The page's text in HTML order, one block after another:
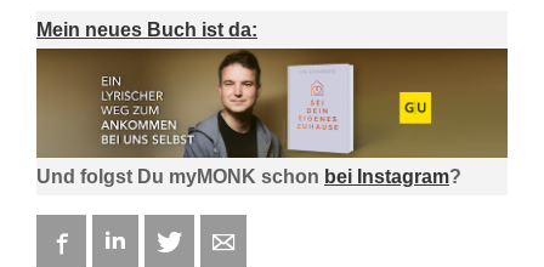
Mein neues Buch ist da:
Und folgst Du myMONK schon bei Instagram?
FacebookLinkedIn Twitter